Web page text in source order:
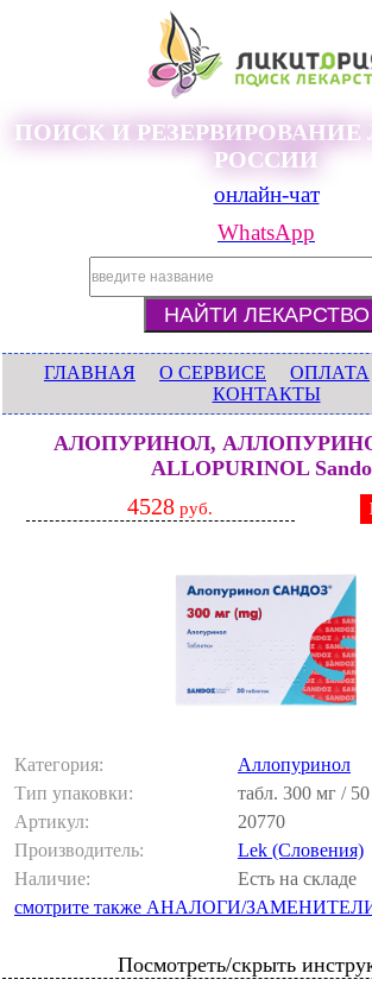
ПОИСК И РЕЗЕРВИРОВАНИЕ
РОССИИ
онлайн-чат
WhatsApp
ГЛАВНАЯ О СЕРВИСЕ ОПЛАТА
КОНТАКТЫ
АЛОПУРИНОЛ,
ALLOPURINOL
4528 руб.
Категория:
Аллопуринол
Тип упаковки:
табл. 300 мг /
Артикул:
20770
Производитель:
Lek (Словения)
Наличие:
Есть на складе
смотрите также АНАЛОГИ/
Посмотреть/скрыть